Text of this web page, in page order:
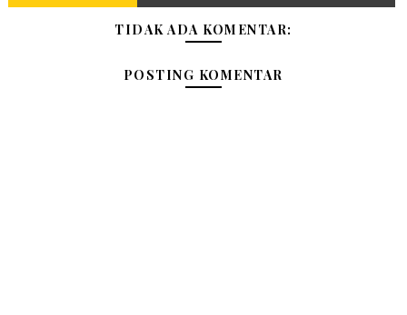
TIDAK ADA KOMENTAR:
POSTING KOMENTAR